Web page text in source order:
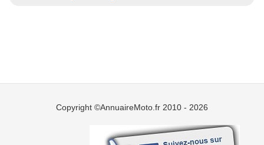
Copyright ©AnnuaireMoto.fr 2010 - 2026